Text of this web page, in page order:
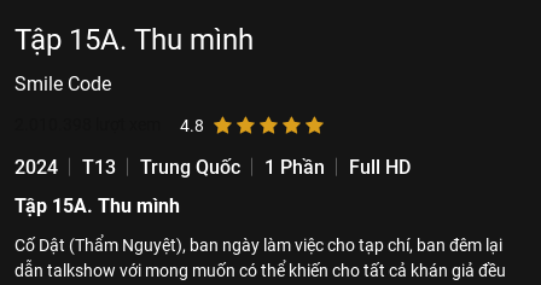
Tập 15A. Thu mình
Smile Code
4.8
2024 T13 Trung Quốc 1 Phần
Full HD
Tập 15A. Thu mình
Cố Dật (Thẩm Nguyệt), ban ngày làm việc cho tạp chí, ban đêm lại
dẫn talkshow với mong muốn có thể khiến cho tất cả khán giả đều